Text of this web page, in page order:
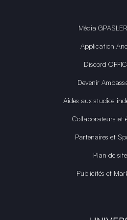
Média
Application
Discord
Devenir
Aides aux studios
Collaborateurs et
Partenaires et
Plan de site
Publicités et